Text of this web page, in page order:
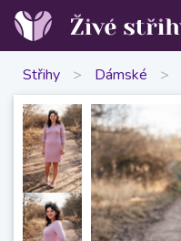
Střihy > Dámské >